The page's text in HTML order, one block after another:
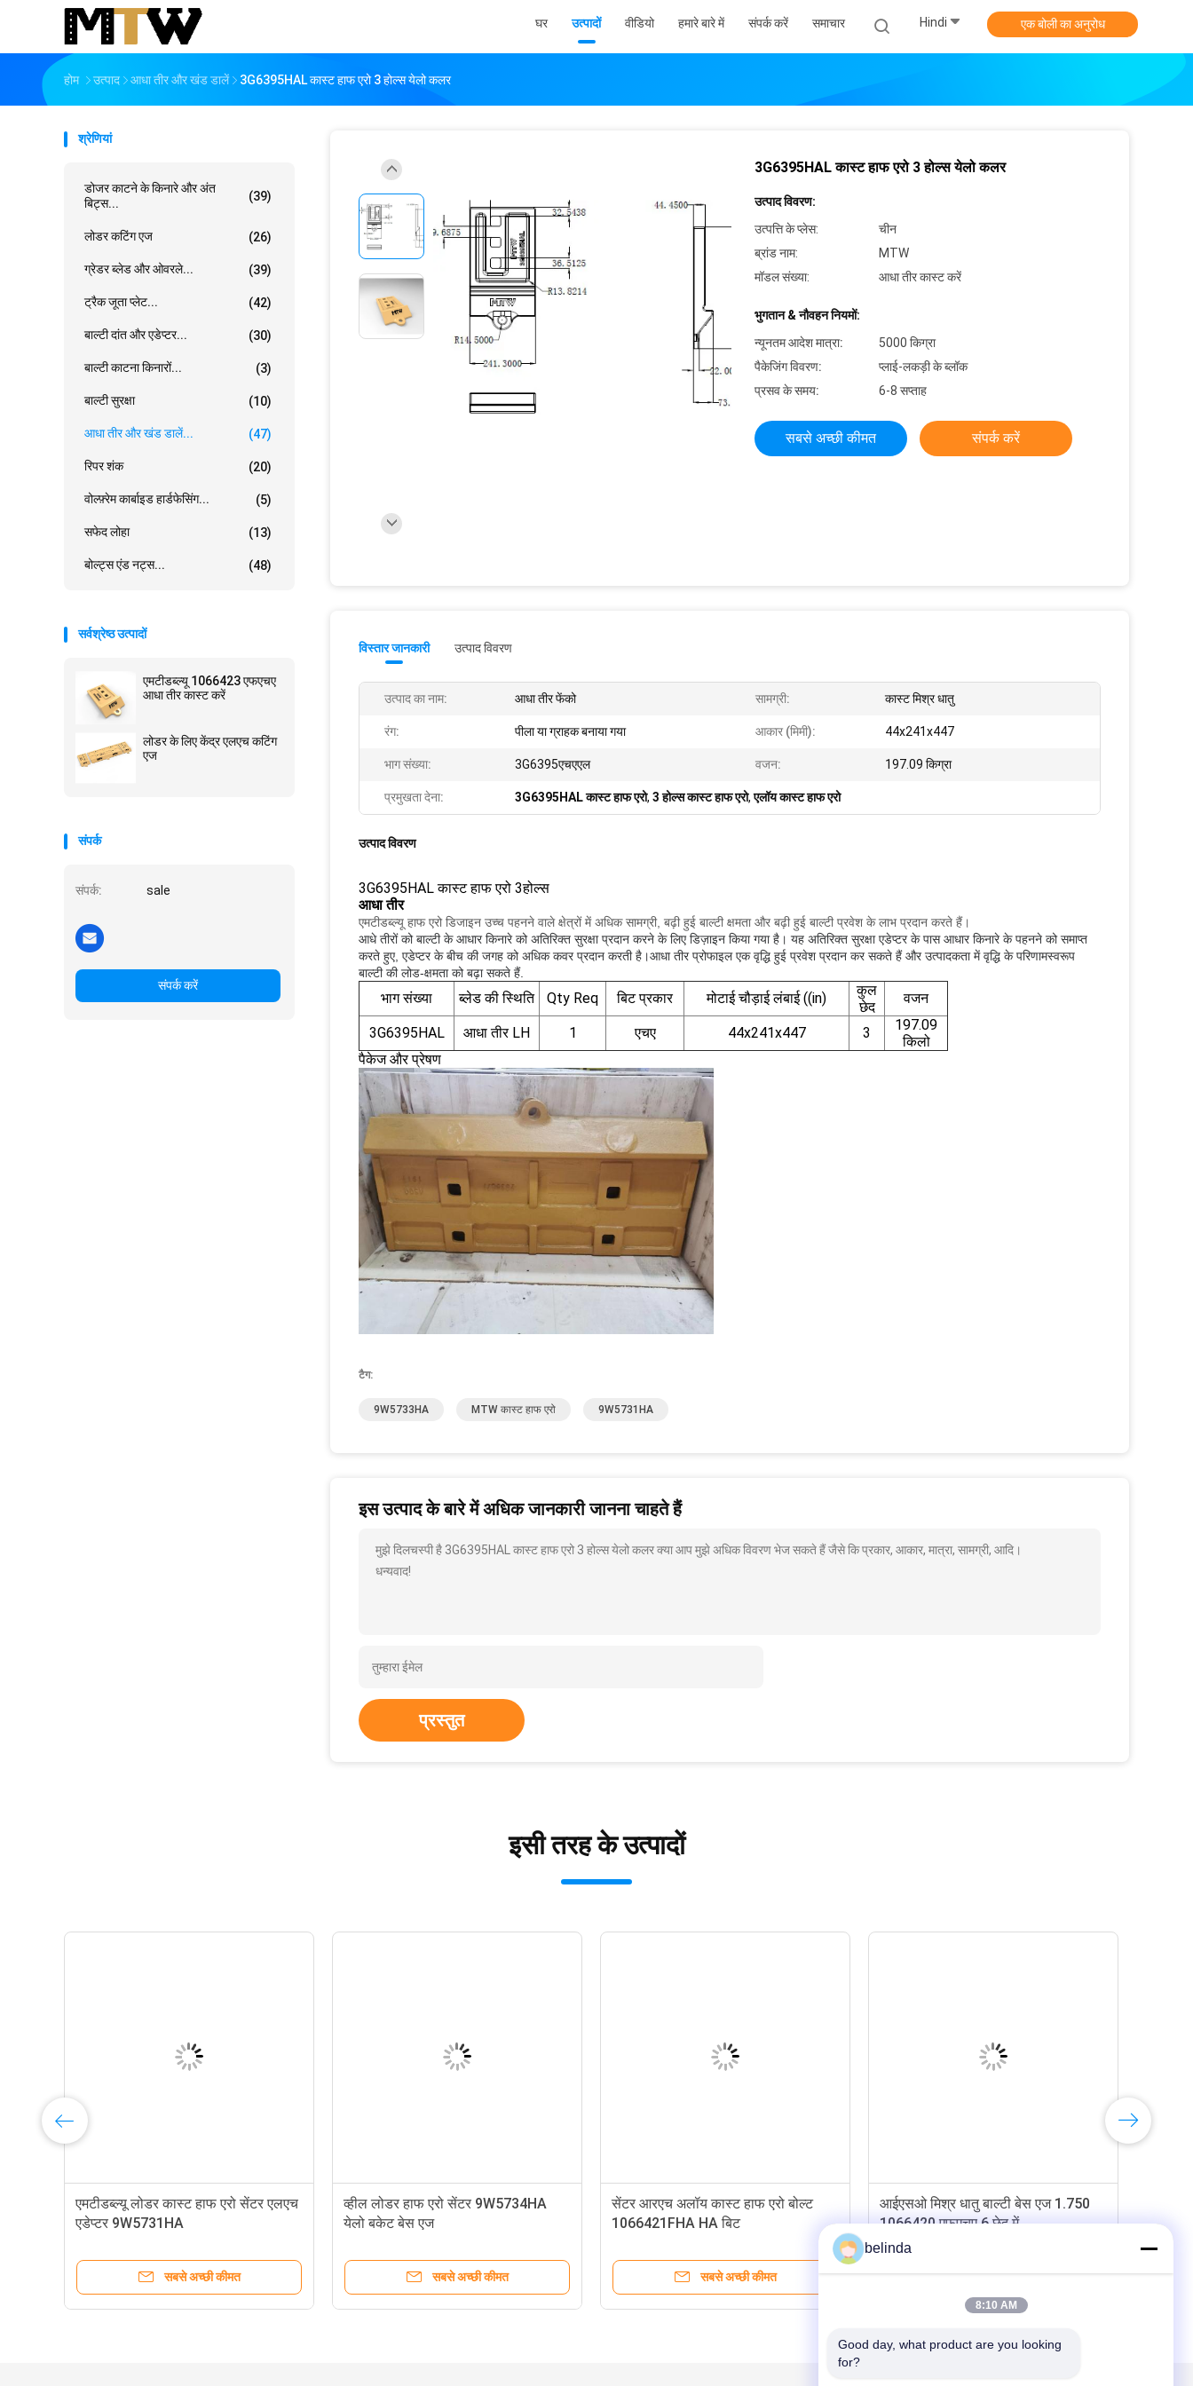
घर उत्पादों वीडियो हमारे बारे में संपर्क करें समाचार Hindi एक बोली का अनुरोध
होम उत्पाद आधा तीर और खंड डालें 3G6395HAL कास्ट हाफ एरो 3 होल्स येलो कलर
श्रेणियां
डोजर काटने के किनारे और अंत
बिट्स...
(39)
लोडर कटिंग एज (26)
ग्रेडर ब्लेड और ओवरले... (39)
ट्रैक जूता प्लेट... (42)
बाल्टी दांत और एडेप्टर... (30)
बाल्टी काटना किनारों... (3)
बाल्टी सुरक्षा (10)
आधा तीर और खंड डालें... (47)
रिपर शंक (20)
वोल्फ़्रेम कार्बाइड हार्डफेसिंग... (5)
सफेद लोहा (13)
बोल्ट्स एंड नट्स... (48)
सर्वश्रेष्ठ उत्पादों
एमटीडब्ल्यू 1066423 एफएचए
आधा तीर कास्ट करें
लोडर के लिए केंद्र एलएच कटिंग
एज
संपर्क
संपर्क: sale
संपर्क करें
3G6395HAL कास्ट हाफ एरो 3 होल्स येलो कलर
उत्पाद विवरण:
उत्पत्ति के प्लेस:
चीन
ब्रांड नाम:
MTW
मॉडल संख्या:
आधा तीर कास्ट करें
भुगतान & नौवहन नियमों:
न्यूनतम आदेश मात्रा:
5000 किग्रा
पैकेजिंग विवरण:
प्लाई-लकड़ी के ब्लॉक
प्रसव के समय:
6-8 सप्ताह
सबसे अच्छी कीमत संपर्क करें
विस्तार जानकारी उत्पाद विवरण
उत्पाद का नाम: आधा तीर फेंको सामग्री: कास्ट मिश्र धातु
रंग: पीला या ग्राहक बनाया गया आकार (मिमी): 44x241x447
भाग संख्या: 3G6395एचएएल वजन: 197.09 किग्रा
प्रमुखता देना: 3G6395HAL कास्ट हाफ एरो, 3 होल्स कास्ट हाफ एरो,एलॉय कास्ट हाफ एरो
उत्पाद विवरण
3G6395HAL कास्ट हाफ एरो 3होल्स
आधा तीर
एमटीडब्ल्यू हाफ एरो डिजाइन उच्च पहनने वाले क्षेत्रों में अधिक सामग्री, बढ़ी हुई बाल्टी क्षमता और बढ़ी हुई बाल्टी प्रवेश के लाभ प्रदान करते हैं।
आधे तीरों को बाल्टी के आधार किनारे को अतिरिक्त सुरक्षा प्रदान करने के लिए डिज़ाइन किया गया है। यह अतिरिक्त सुरक्षा एडेप्टर के पास आधार किनारे के पहनने को समाप्त
करते हुए, एडेप्टर के बीच की जगह को अधिक कवर प्रदान करती है।आधा तीर प्रोफाइल एक वृद्धि हुई प्रवेश प्रदान कर सकते हैं और उत्पादकता में वृद्धि के परिणामस्वरूप
बाल्टी की लोड-क्षमता को बढ़ा सकते हैं.
भाग संख्या ब्लेड की स्थिति Qty Req बिट प्रकार मोटाई चौड़ाई लंबाई ((in)
कुल
छेद
वजन
3G6395HAL आधा तीर LH 1 एचए 44x241x447 3
197.09
किलो
पैकेज और प्रेषण
टैग:
9W5733HA MTW कास्ट हाफ एरो 9W5731HA
इस उत्पाद के बारे में अधिक जानकारी जानना चाहते हैं
मुझे दिलचस्पी है 3G6395HAL कास्ट हाफ एरो 3 होल्स येलो कलर क्या आप मुझे अधिक विवरण भेज सकते हैं जैसे कि प्रकार, आकार, मात्रा, सामग्री, आदि।
धन्यवाद!
प्रस्तुत
इसी तरह के उत्पादों
एमटीडब्ल्यू लोडर कास्ट हाफ एरो सेंटर एलएच
एडेप्टर 9W5731HA
सबसे अच्छी कीमत
व्हील लोडर हाफ एरो सेंटर 9W5734HA
येलो बकेट बेस एज
सबसे अच्छी कीमत
सेंटर आरएच अलॉय कास्ट हाफ एरो बोल्ट
1066421FHA HA बिट
सबसे अच्छी कीमत
आईएसओ मिश्र धातु बाल्टी बेस एज 1.750
1066420 एफएचए 6 छेद में
सबसे अच्छी कीमत
belinda
8:10 AM
Good day, what product are you looking
for?